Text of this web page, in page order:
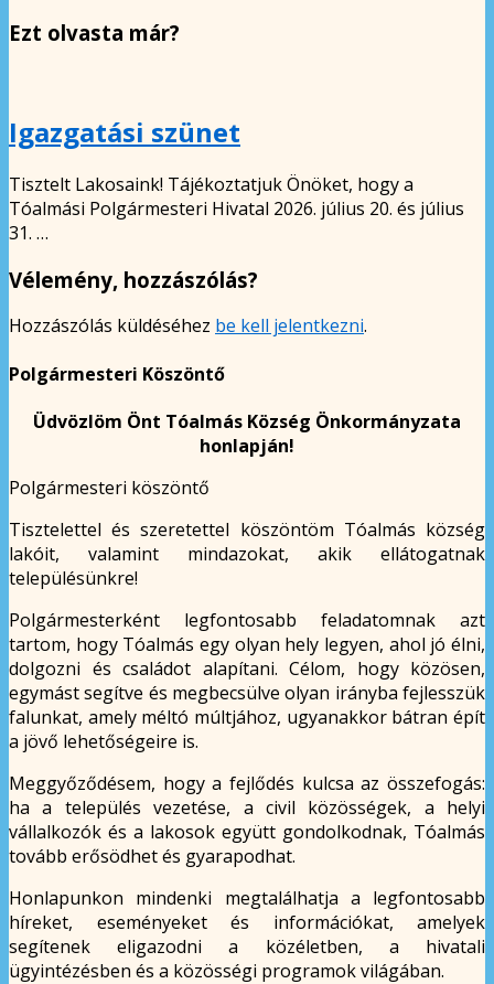
Ezt olvasta már?
Igazgatási szünet
Tisztelt Lakosaink! Tájékoztatjuk Önöket, hogy a
Tóalmási Polgármesteri Hivatal 2026. július 20. és július
31. …
Vélemény, hozzászólás?
Hozzászólás küldéséhez be kell jelentkezni.
Polgármesteri Köszöntő
Üdvözlöm Önt Tóalmás Község Önkormányzata
honlapján!
Polgármesteri köszöntő
Tisztelettel és szeretettel köszöntöm Tóalmás község
lakóit, valamint mindazokat, akik ellátogatnak
településünkre!
Polgármesterként legfontosabb feladatomnak azt
tartom, hogy Tóalmás egy olyan hely legyen, ahol jó élni,
dolgozni és családot alapítani. Célom, hogy közösen,
egymást segítve és megbecsülve olyan irányba fejlesszük
falunkat, amely méltó múltjához, ugyanakkor bátran épít
a jövő lehetőségeire is.
Meggyőződésem, hogy a fejlődés kulcsa az összefogás:
ha a település vezetése, a civil közösségek, a helyi
vállalkozók és a lakosok együtt gondolkodnak, Tóalmás
tovább erősödhet és gyarapodhat.
Honlapunkon mindenki megtalálhatja a legfontosabb
híreket, eseményeket és információkat, amelyek
segítenek eligazodni a közéletben, a hivatali
ügyintézésben és a közösségi programok világában.